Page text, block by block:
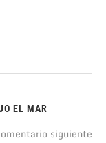
EL MAR
siguiente